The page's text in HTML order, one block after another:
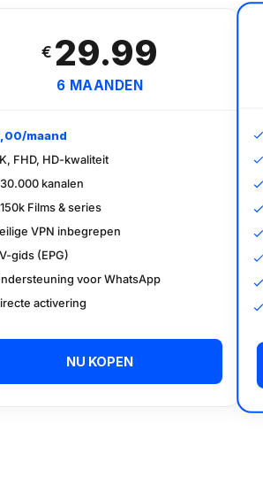
€ 29.99
6 MAANDEN
maand
FHD, HD-kwaliteit
kanalen
Films & series
VPN inbegrepen
gids (EPG)
voor WhatsApp
activering
NU KOPEN